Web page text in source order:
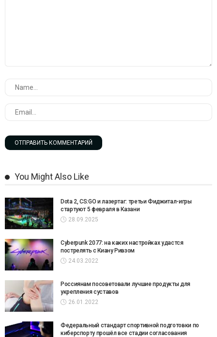
You Might Also Like
Dota 2, CS:GO и лазертаг: третьи Фиджитал-игры
стартуют 5 февраля в Казани
28.09.2025
Cyberpunk 2077: на каких настройках удастся
пострелять с Киану Ривзом
24.03.2022
Россиянам посоветовали лучшие продукты для
укрепления суставов
26.01.2022
Федеральный стандарт спортивной подготовки по
киберспорту прошёл все стадии согласования